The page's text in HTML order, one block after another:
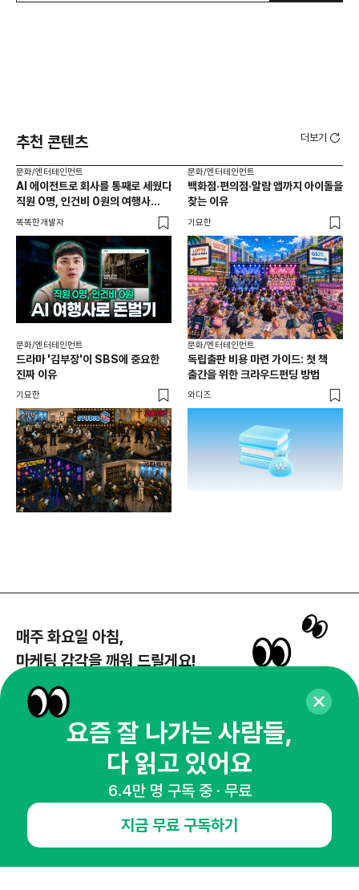
추천 콘텐츠 더보기
문화/엔터테인먼트
AI 에이전트로 회사를 통째로 세웠다
직원 0명, 인건비 0원의 여행사
제작기
똑똑한개발자
문화/엔터테인먼트
백화점·편의점·알람 앱까지 아이돌을
찾는 이유
기묘한
문화/엔터테인먼트
드라마 '김부장'이 SBS에 중요한
진짜 이유
기묘한
문화/엔터테인먼트
독립출판 비용 마련 가이드: 첫 책
출간을 위한 크라우드펀딩 방법
와디즈
매주 화요일 아침,
마케팅 감각을 깨워 드릴게요!
뉴스레터 구독하기
오픈애즈란
요즘 잘 나가는 사람들,
다 읽고 있어요
6.4만 명 구독 중 · 무료
지금 무료 구독하기